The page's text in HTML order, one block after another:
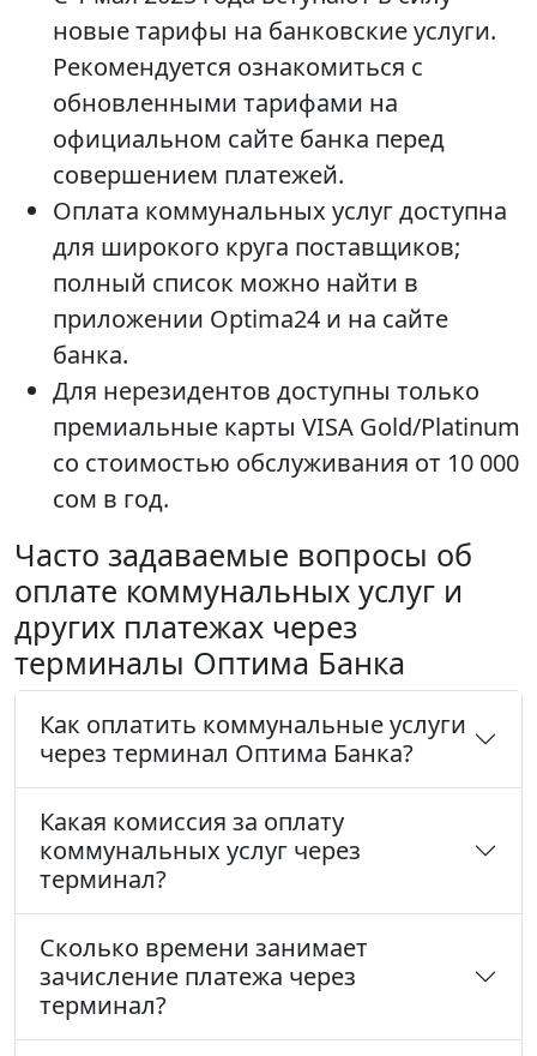
новые тарифы на банковские услуги.
Рекомендуется ознакомиться с
обновленными тарифами на
официальном сайте банка перед
совершением платежей.
Оплата коммунальных услуг доступна
для широкого круга поставщиков;
полный список можно найти в
приложении Optima24 и на сайте
банка.
Для нерезидентов доступны только
премиальные карты VISA Gold/Platinum
со стоимостью обслуживания от 10 000
сом в год.
Часто задаваемые вопросы об
оплате коммунальных услуг и
других платежах через
терминалы Оптима Банка
Как оплатить коммунальные услуги
через терминал Оптима Банка?
Какая комиссия за оплату
коммунальных услуг через
терминал?
Сколько времени занимает
зачисление платежа через
терминал?